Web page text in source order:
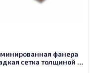
фанера
сетка толщиной 21